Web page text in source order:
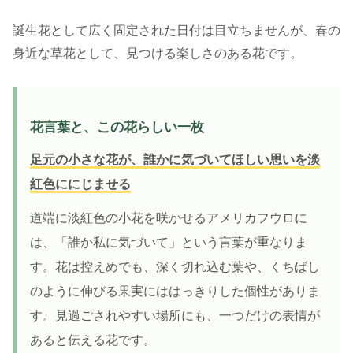
誕生花として広く固定された日付は目立ちませんが、春の
身近な草花として、見つける楽しさのある花です。
花言葉と、この花らしい一枚
足元の小さな花が、誰かに気づいてほしい思いを淡
紅色ににじませる
道端に淡紅色の小花を咲かせるアメリカフウロに
は、「誰か私に気づいて」という言葉が重なりま
す。花は控えめでも、深く切れ込む葉や、くちばし
のように伸びる果実にははっきりした個性がありま
す。見過ごされやすい場所にも、一つだけの表情が
あると伝える花です。